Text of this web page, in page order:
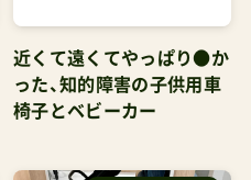
近くて遠くてやっぱり●か
った、知的障害の子供用車
椅子とベビーカー